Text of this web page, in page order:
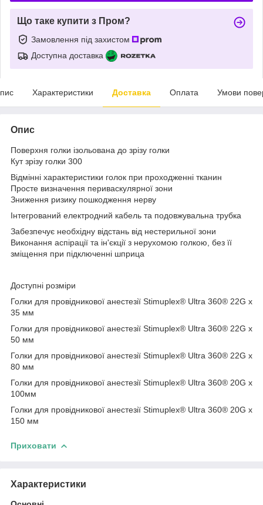
Що таке купити з Пром?
Замовлення під захистом
Доступна доставка
Характеристики Доставка Оплата Умови
Опис
Поверхня голки ізольована до зрізу голки
Кут зрізу голки 300
Відмінні характеристики голок при проходженні тканин
Просте визначення периваскулярної зони
Зниження ризику пошкодження нерву
Інтегрований електродний кабель та подовжувальна трубка
Забезпечує необхідну відстань від нестерильної зони
Виконання аспірації та ін'єкції з нерухомою голкою, без її
зміщення при підключенні шприца
Доступні розміри
Голки для провідникової анестезії Stimuplex® Ultra 360® 22G x
35 мм
Голки для провідникової анестезії Stimuplex® Ultra 360® 22G x
50 мм
Голки для провідникової анестезії Stimuplex® Ultra 360® 22G x
80 мм
Голки для провідникової анестезії Stimuplex® Ultra 360® 20G x
100мм
Голки для провідникової анестезії Stimuplex® Ultra 360® 20G x
150 мм
Приховати
Характеристики